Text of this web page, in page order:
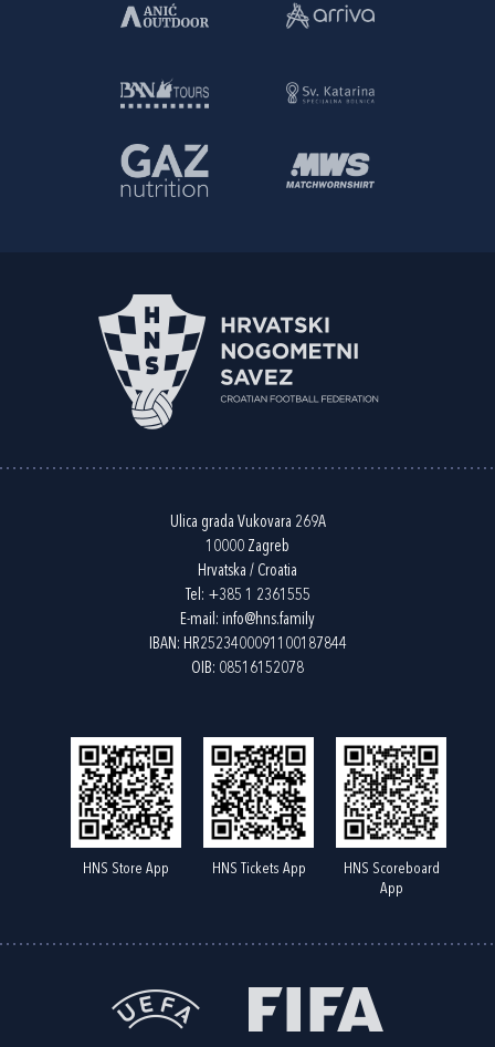
Ulica grada Vukovara 269A
10000 Zagreb
Hrvatska / Croatia
Tel: +385 1 2361555
E-mail: info@hns.family
IBAN: HR2523400091100187844
OIB: 08516152078
HNS Store App HNS Tickets App
HNS Scoreboard
App